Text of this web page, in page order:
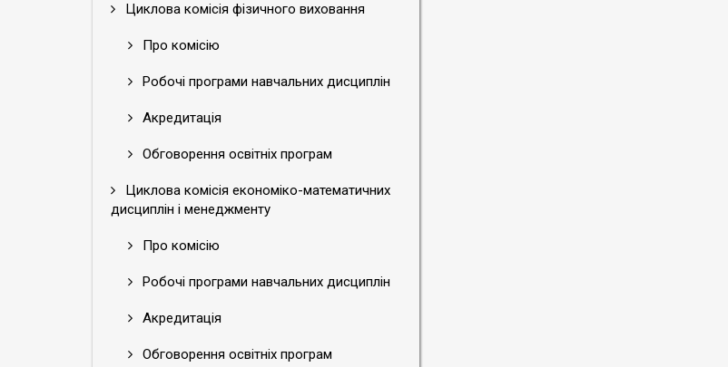
Циклова комісія фізичного виховання
Про комісію
Робочі програми навчальних дисциплін
Акредитація
Обговорення освітніх програм
Циклова комісія економіко-математичних
дисциплін і менеджменту
Про комісію
Робочі програми навчальних дисциплін
Акредитація
Обговорення освітніх програм